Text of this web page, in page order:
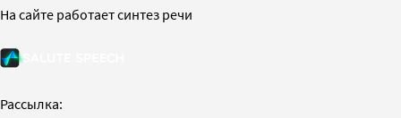
На сайте работает синтез речи
Рассылка: